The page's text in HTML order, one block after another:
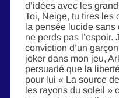
d’idées avec les
Toi, Neige, tu tires les
la pensée lucide sans
ne perds pas l’espoir.
conviction d’un
joker dans mon jeu,
persuadé que la
pour lui « La source
les rayons du soleil »